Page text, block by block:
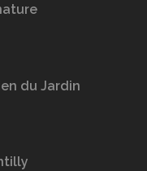
du Jardin